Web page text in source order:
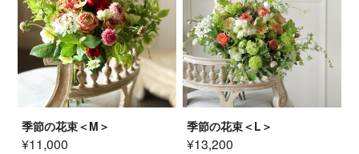
季節の花束＜M＞
¥11,000
季節の花束＜L＞
¥13,200